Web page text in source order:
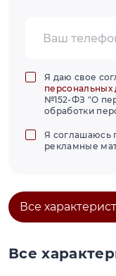
Я даю свое
персональных
№152-ФЗ "О
обработки
Я соглашаюсь
рекламные
Все
Все